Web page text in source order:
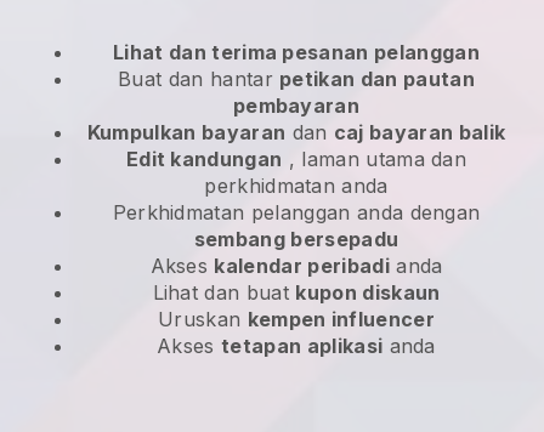
Lihat dan terima pesanan pelanggan
Buat dan hantar petikan dan pautan
pembayaran
Kumpulkan bayaran dan caj bayaran balik
Edit kandungan , laman utama dan
perkhidmatan anda
Perkhidmatan pelanggan anda dengan
sembang bersepadu
Akses kalendar peribadianda
Lihat dan buat kupon diskaun
Uruskan kempen influencer
Aksestetapan aplikasi anda